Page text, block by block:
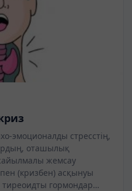
эмоционалды стресстің,
оташылық
жемсау
(кризбен) асқынуы
тиреоидты гормондар…